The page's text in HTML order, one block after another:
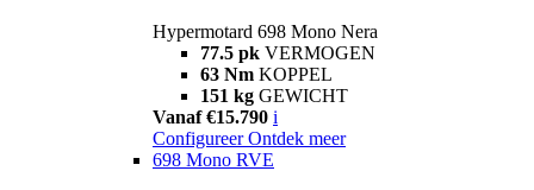
Hypermotard 698 Mono Nera
77.5 pk VERMOGEN
63 Nm KOPPEL
151 kg GEWICHT
Vanaf €15.790 i
Configureer Ontdek meer
698 Mono RVE